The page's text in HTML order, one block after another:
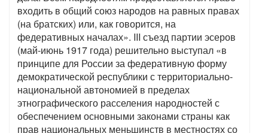
входить в общий союз народов на равных правах
(на братских) или, как говорится, на
федеративных началах». III съезд партии эсеров
(май-июнь 1917 года) решительно выступал «в
принципе для России за федеративную форму
демократической республики с территориально-
национальной автономией в пределах
этнографического расселения народностей с
обеспечением основными законами страны как
прав национальных меньшинств в местностях со